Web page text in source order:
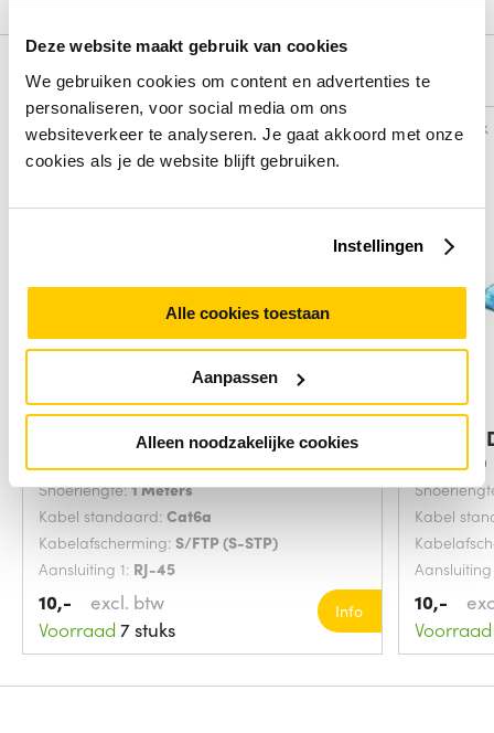
Deze website maakt gebruik van cookies
We gebruiken cookies om content en advertenties te
personaliseren, voor social media om ons
websiteverkeer te analyseren. Je gaat akkoord met onze
cookies als je de website blijft gebruiken.
Instellingen
Alle cookies toestaan
Aanpassen
Alleen noodzakelijke cookies
Alternatieven
Vergelijk
ACT Paarse 1,00 meter SFTP CAT6A
Snoerlengte:1 Meters
Kabel standaard: Cat6a
Kabelafscherming: S/FTP (S-STP)
Aansluiting 1: RJ-45
10,-
excl. btw
Voorraad 7 stuks
Info
Vergelijk
Grijs 20
Kabel
10,-
Voorraad